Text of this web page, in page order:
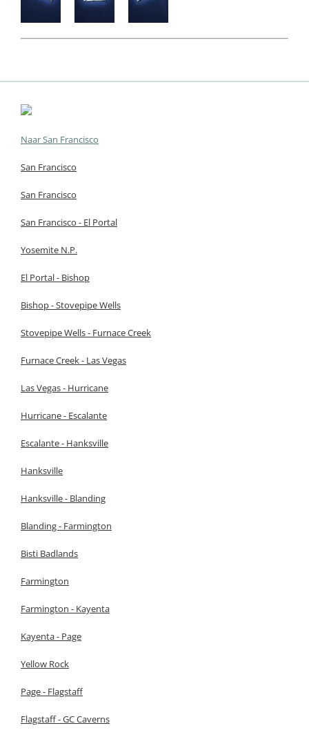
Naar San Francisco
San Francisco
San Francisco
San Francisco - El Portal
Yosemite N.P.
El Portal - Bishop
Bishop - Stovepipe Wells
Stovepipe Wells - Furnace Creek
Furnace Creek - Las Vegas
Las Vegas - Hurricane
Hurricane - Escalante
Escalante - Hanksville
Hanksville
Hanksville - Blanding
Blanding - Farmington
Bisti Badlands
Farmington
Farmington - Kayenta
Kayenta - Page
Yellow Rock
Page - Flagstaff
Flagstaff - GC Caverns